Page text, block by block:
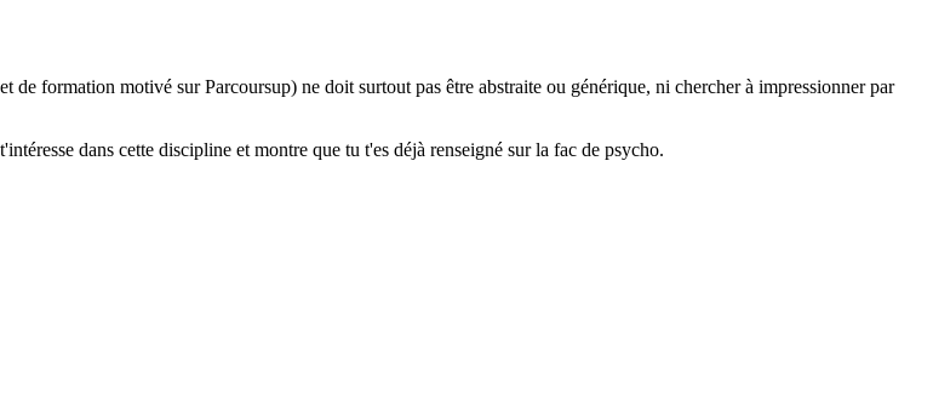
formation motivé sur Parcoursup) ne doit surtout pas être abstraite ou générique, ni chercher à impressionner par
dans cette discipline et montre que tu t'es déjà renseigné sur la fac de psycho.